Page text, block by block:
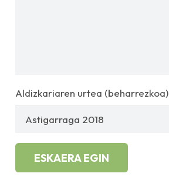
Aldizkariaren urtea (beharrezkoa)